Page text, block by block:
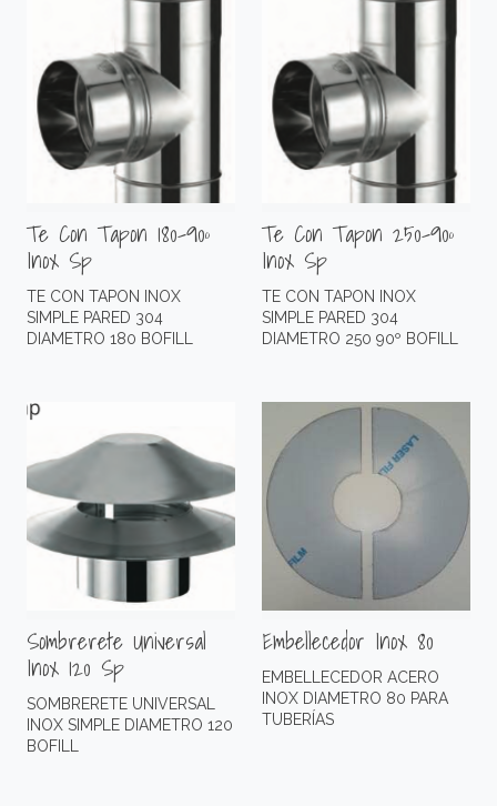
Te Con Tapon 180-90º
Inox Sp
TE CON TAPON INOX
SIMPLE PARED 304
DIAMETRO 180 BOFILL
Te Con Tapon 250-90º
Inox Sp
TE CON TAPON INOX
SIMPLE PARED 304
DIAMETRO 250 90º BOFILL
Sombrerete Universal
Inox 120 Sp
SOMBRERETE UNIVERSAL
INOX SIMPLE DIAMETRO 120
BOFILL
Embellecedor Inox 80
EMBELLECEDOR ACERO
INOX DIAMETRO 80 PARA
TUBERÍAS